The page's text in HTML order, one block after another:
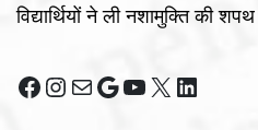
विद्यार्थियों ने ली नशामुक्ति की शपथ
Facebook
Instagram
MailGoogle
YouTube
X LinkedIn